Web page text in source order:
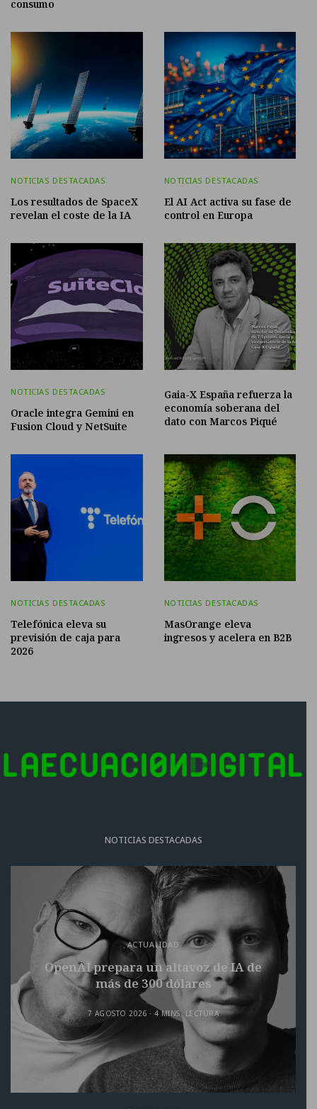
consumo
NOTICIAS DESTACADAS
Los resultados de SpaceX
revelan el coste de la IA
NOTICIAS DESTACADAS
El AI Act activa su fase de
control en Europa
NOTICIAS DESTACADAS
Oracle integra Gemini en
Fusion Cloud y NetSuite
Gaia-X España refuerza la
economía soberana del
dato con Marcos Piqué
NOTICIAS DESTACADAS
Telefónica eleva su
previsión de caja para
2026
NOTICIAS DESTACADAS
MasOrange eleva
ingresos y acelera en B2B
NOTICIAS DESTACADAS
ACTUALIDAD
OpenAI prepara un altavoz de IA de
más de 300 dólares
7 AGOSTO 2026 4 MINS. LECTURA